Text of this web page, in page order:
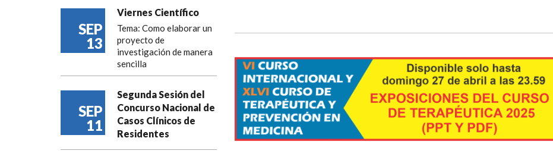
SEP
13
Viernes Científico
Tema: Como elaborar un
proyecto de
investigación de manera
sencilla
SEP
11
Segunda Sesión del
Concurso Nacional de
Casos Clínicos de
Residentes